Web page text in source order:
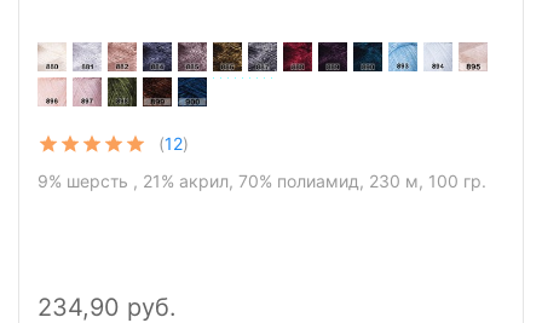
(12)
9% шерсть , 21% акрил, 70% полиамид, 230 м, 100 гр.
234,90 руб.